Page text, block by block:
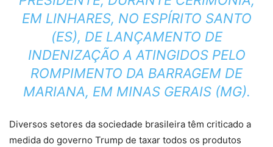
EM LINHARES, NO ESPÍRITO SANTO
(ES), DE LANÇAMENTO DE
INDENIZAÇÃO A ATINGIDOS PELO
ROMPIMENTO DA BARRAGEM DE
MARIANA, EM MINAS GERAIS (MG).
Diversos setores da sociedade brasileira têm criticado a
medida do governo Trump de taxar todos os produtos